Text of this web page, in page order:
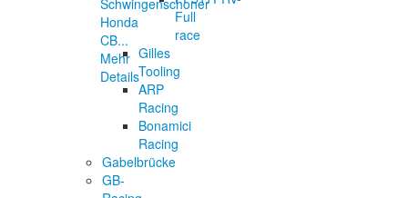
Full
race
Gilles
Tooling
ARP
Racing
Bonamici
Racing
Gabelbrücke
GB-
Honda
CB...
Mehr
Details